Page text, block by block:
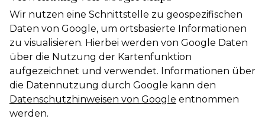
Wir nutzen eine Schnittstelle zu geospezifischen
Daten von Google, um ortsbasierte Informationen
zu visualisieren. Hierbei werden von Google Daten
über die Nutzung der Kartenfunktion
aufgezeichnet und verwendet. Informationen über
die Datennutzung durch Google kann den
Datenschutzhinweisen von Google entnommen
werden.